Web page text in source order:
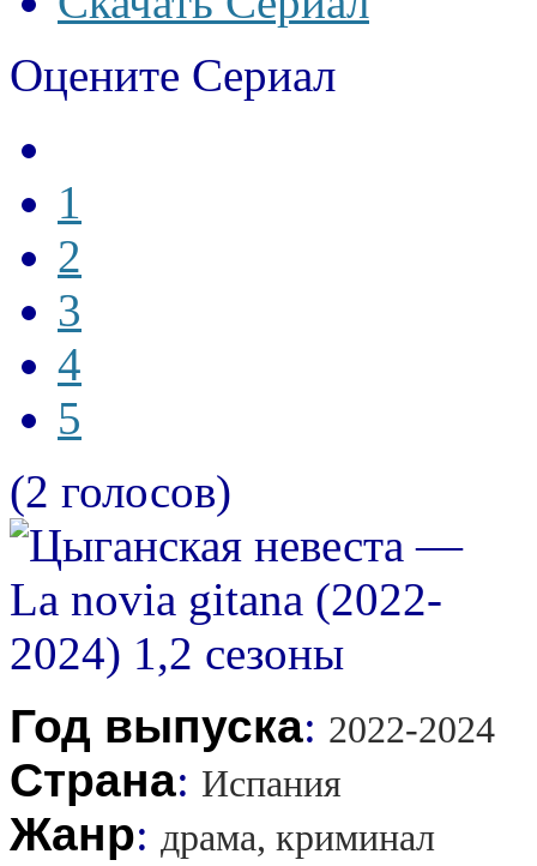
Оцените Сериал
1
2
3
4
5
(2 голосов)
Год выпуска: 2022-2024
Страна: Испания
Жанр: драма, криминал